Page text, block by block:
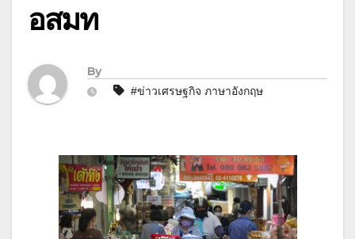
อสมท
By
#ข่าวเศรษฐกิจ ภาษาอังกฤษ